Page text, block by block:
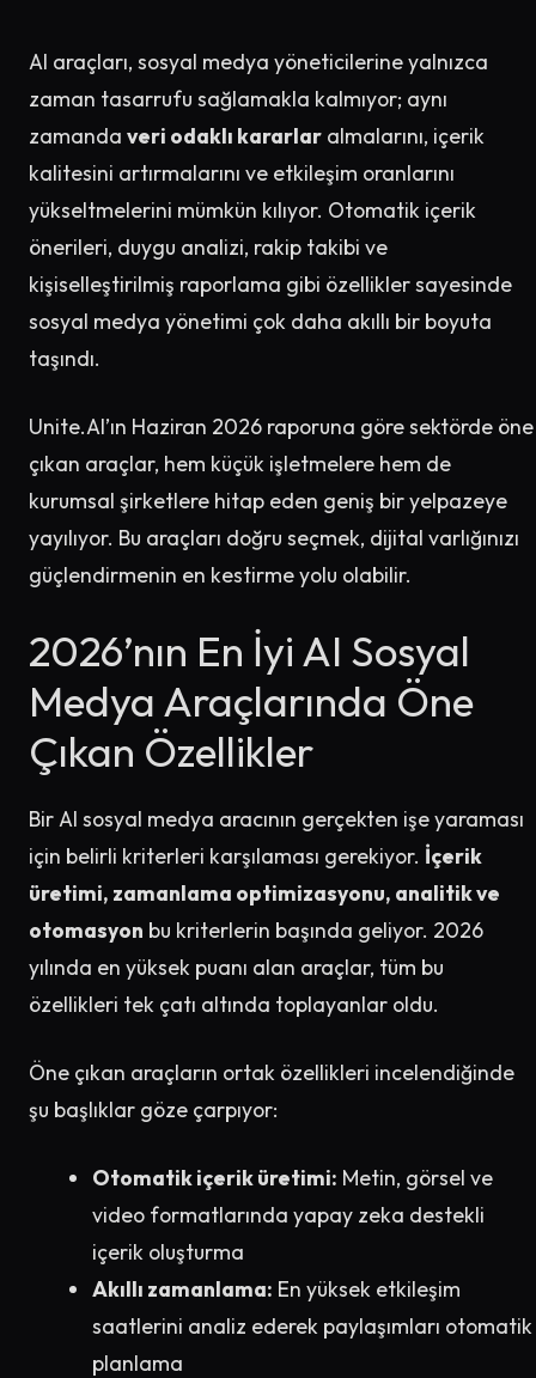
AI araçları, sosyal medya yöneticilerine yalnızca
zaman tasarrufu sağlamakla kalmıyor; aynı
zamanda veri odaklı kararlar almalarını, içerik
kalitesini artırmalarını ve etkileşim oranlarını
yükseltmelerini mümkün kılıyor. Otomatik içerik
önerileri, duygu analizi, rakip takibi ve
kişiselleştirilmiş raporlama gibi özellikler sayesinde
sosyal medya yönetimi çok daha akıllı bir boyuta
taşındı.
Unite.AI’ın Haziran 2026 raporuna göre sektörde öne
çıkan araçlar, hem küçük işletmelere hem de
kurumsal şirketlere hitap eden geniş bir yelpazeye
yayılıyor. Bu araçları doğru seçmek, dijital varlığınızı
güçlendirmenin en kestirme yolu olabilir.
2026’nın En İyi AI Sosyal
Medya Araçlarında Öne
Çıkan Özellikler
Bir AI sosyal medya aracının gerçekten işe yaraması
için belirli kriterleri karşılaması gerekiyor. İçerik
üretimi, zamanlama optimizasyonu, analitik ve
otomasyon bu kriterlerin başında geliyor. 2026
yılında en yüksek puanı alan araçlar, tüm bu
özellikleri tek çatı altında toplayanlar oldu.
Öne çıkan araçların ortak özellikleri incelendiğinde
şu başlıklar göze çarpıyor:
Otomatik içerik üretimi: Metin, görsel ve
video formatlarında yapay zeka destekli
içerik oluşturma
Akıllı zamanlama: En yüksek etkileşim
saatlerini analiz ederek paylaşımları otomatik
planlama